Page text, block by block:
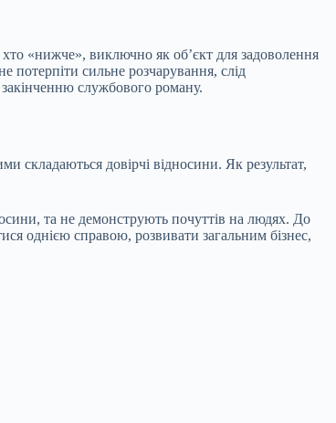
«нижче», виключно як об’єкт для задоволення
сильне розчарування, слід
службового роману.
складаються довірчі відносини. Як результат,
та не демонструють почуттів на людях. До
однією справою, розвивати загальним бізнес,